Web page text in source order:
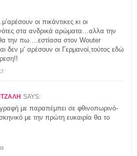
οι πικάντικες κι οι
στα ανδρικά αρώματα…αλλα την
την πω….εστίασα στον Wouter
δεν μ’ αρέσουν οι Γερμανοί,τούτος εδώ
SAYS:
με παραπέμπει σε φθινοπωρινό-
με την πρώτη ευκαιρία θα το